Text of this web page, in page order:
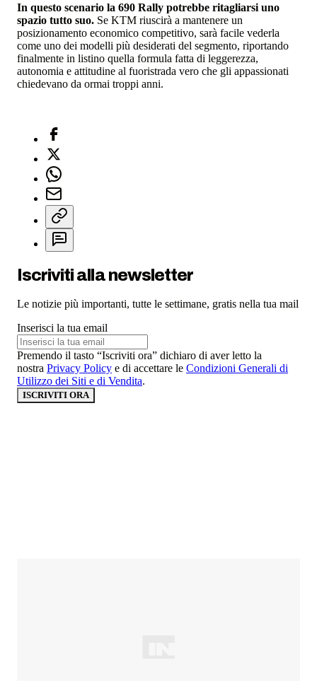
In questo scenario la 690 Rally potrebbe ritagliarsi uno
spazio tutto suo. Se KTM riuscirà a mantenere un
posizionamento economico competitivo, sarà facile vederla
come uno dei modelli più desiderati del segmento, riportando
finalmente in listino quella formula fatta di leggerezza,
autonomia e attitudine al fuoristrada vero che gli appassionati
chiedevano da ormai troppi anni.
Iscriviti alla newsletter
Le notizie più importanti, tutte le settimane, gratis nella tua mail
Inserisci la tua email
Premendo il tasto “Iscriviti ora” dichiaro di aver letto la
nostra Privacy Policy e di accettare le Condizioni Generali di
Utilizzo dei Siti e di Vendita.
ISCRIVITI ORA